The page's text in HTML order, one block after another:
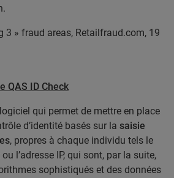
3 » fraud areas, Retailfraud.com, 19
QAS ID Check
qui permet de mettre en place
d’identité basés sur la saisie
, propres à chaque individu tels le
l’adresse IP, qui sont, par la suite,
sophistiqués et des données